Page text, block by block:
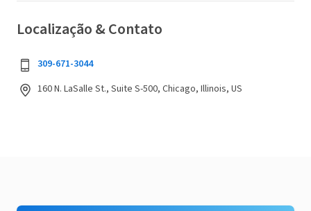
Localização & Contato
309-671-3044
160 N. LaSalle St., Suite S-500, Chicago, Illinois, US